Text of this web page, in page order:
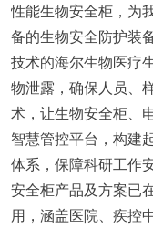
性能生物安全柜，为
备的生物安全防护装
技术的海尔生物医疗
物泄露，确保人员、
术，让生物安全柜、
智慧管控平台，构建
体系，保障科研工作
安全柜产品及方案已
用，涵盖医院、疾控